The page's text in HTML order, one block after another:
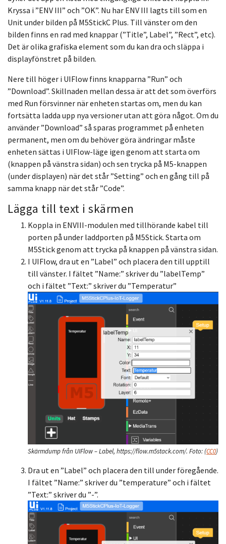
Kryssa i ”ENV III” och ”OK”. Nu har ENV III lagts till som en
Unit under bilden på M5StickC Plus. Till vänster om den
bilden finns en rad med knappar (”Title”, Label”, ”Rect”, etc).
Det är olika grafiska element som du kan dra och släppa i
displayfönstret på bilden.
Nere till höger i UIFlow finns knapparna ”Run” och
”Download”. Skillnaden mellan dessa är att det som överförs
med Run försvinner när enheten startas om, men du kan
fortsätta ladda upp nya versioner utan att göra något. Om du
använder ”Download” så sparas programmet på enheten
permanent, men om du behöver göra ändringar måste
enheten sättas i UIFlow-läge igen genom att starta om
(knappen på vänstra sidan) och sen trycka på M5-knappen
(under displayen) när det står ”Setting” och en gång till på
samma knapp när det står ”Code”.
Lägga till text i skärmen
Koppla in ENVIII-modulen med tillhörande kabel till
porten på under laddporten på M5Stick. Starta om
M5Stick genom att trycka på knappen på vänstra sidan.
I UIFlow, dra ut en ”Label” och placera den till upptill
till vänster. I fältet ”Name:” skriver du ”labelTemp”
och i fältet ”Text:” skriver du ”Temperatur”
Skärmdump från UIFlow – Label, https://flow.m5stack.com/. Foto:(CC0)
Dra ut en ”Label” och placera den till under föregående.
I fältet ”Name:” skriver du ”temperature” och i fältet
”Text:” skriver du ”-”.